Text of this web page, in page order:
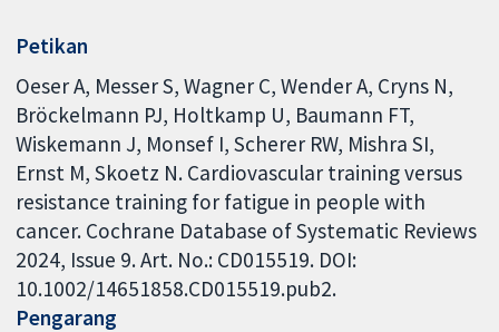
Petikan
Oeser A, Messer S, Wagner C, Wender A, Cryns N,
Bröckelmann PJ, Holtkamp U, Baumann FT,
Wiskemann J, Monsef I, Scherer RW, Mishra SI,
Ernst M, Skoetz N. Cardiovascular training versus
resistance training for fatigue in people with
cancer. Cochrane Database of Systematic Reviews
2024, Issue 9. Art. No.: CD015519. DOI:
10.1002/14651858.CD015519.pub2.
Pengarang